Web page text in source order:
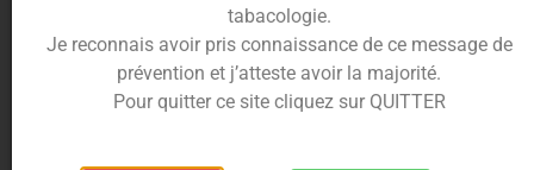
tabacologie.
Je reconnais avoir pris connaissance de ce message de
prévention et j’atteste avoir la majorité.
Pour quitter ce site cliquez sur QUITTER